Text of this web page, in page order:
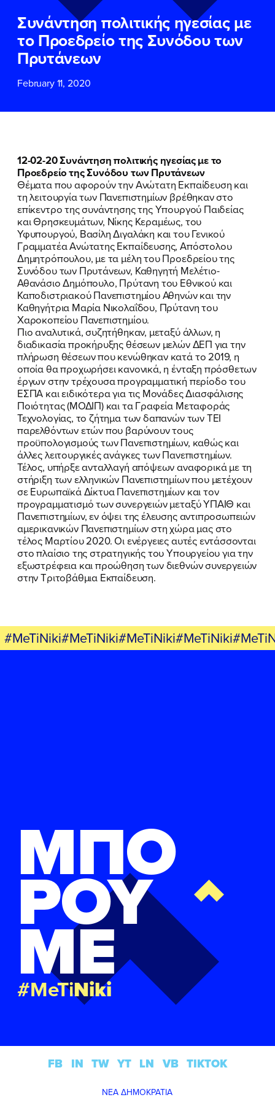
ΠΟΙΑ ΕΙΜΑΙ
ΕΡΓΟ
ΕΚΔΗΛΩΣΕΙΣ
ΝΕΑ
ΕΛΑ ΚΙ ΕΣΥ
FB IN TW YT LN VB TIKTOK
Συνάντηση πολιτικής ηγεσίας με
το Προεδρείο της Συνόδου των
Πρυτάνεων
February 11, 2020
12-02-20 Συνάντηση πολιτικής ηγεσίας με το
Προεδρείο της Συνόδου των Πρυτάνεων
Θέματα που αφορούν την Ανώτατη Εκπαίδευση και
τη λειτουργία των Πανεπιστημίων βρέθηκαν στο
επίκεντρο της συνάντησης της Υπουργού Παιδείας
και Θρησκευμάτων, Νίκης Κεραμέως, του
Υφυπουργού, Βασίλη Διγαλάκη και του Γενικού
Γραμματέα Ανώτατης Εκπαίδευσης, Απόστολου
Δημητρόπουλου, με τα μέλη του Προεδρείου της
Συνόδου των Πρυτάνεων, Καθηγητή Μελέτιο-
Αθανάσιο Δημόπουλο, Πρύτανη του Εθνικού και
Καποδιστριακού Πανεπιστημίου Αθηνών και την
Καθηγήτρια Μαρία Νικολαΐδου, Πρύτανη του
Χαροκοπείου Πανεπιστημίου.
Πιο αναλυτικά, συζητήθηκαν, μεταξύ άλλων, η
διαδικασία προκήρυξης θέσεων μελών ΔΕΠ για την
πλήρωση θέσεων που κενώθηκαν κατά το 2019, η
οποία θα προχωρήσει κανονικά, η ένταξη πρόσθετων
έργων στην τρέχουσα προγραμματική περίοδο του
ΕΣΠΑ και ειδικότερα για τις Μονάδες Διασφάλισης
Ποιότητας (ΜΟΔΙΠ) και τα Γραφεία Μεταφοράς
Τεχνολογίας, το ζήτημα των δαπανών των ΤΕΙ
παρελθόντων ετών που βαρύνουν τους
προϋπολογισμούς των Πανεπιστημίων, καθώς και
άλλες λειτουργικές ανάγκες των Πανεπιστημίων.
Τέλος, υπήρξε ανταλλαγή απόψεων αναφορικά με τη
στήριξη των ελληνικών Πανεπιστημίων που μετέχουν
σε Ευρωπαϊκά Δίκτυα Πανεπιστημίων και τον
προγραμματισμό των συνεργειών μεταξύ ΥΠΑΙΘ και
Πανεπιστημίων, εν όψει της έλευσης αντιπροσωπειών
αμερικανικών Πανεπιστημίων στη χώρα μας στο
τέλος Μαρτίου 2020. Οι ενέργειες αυτές εντάσσονται
στο πλαίσιο της στρατηγικής του Υπουργείου για την
εξωστρέφεια και προώθηση των διεθνών συνεργειών
στην Τριτοβάθμια Εκπαίδευση.
ΜΠΟ
ΡΟΥ
ΜΕ
#MeTiNiki
ΝΕΑ ΔΗΜΟΚΡΑΤΙΑ
FB IN TW YT LN VB TIKTOK
ΕΠΙΘΕΤΟ*
ΤΗΛΕΦΩΝΟ
EMAIL
Δεδομένων
και τους τους
Όρους
Χρήσηςτου δικτυακού τόπου του
Πολιτικού Γραφείου της Βουλευτού
Νίκης Κεραμέως
ΥΠΟΒΟΛΗ
ΕΠΙΘΕΤΟ*
ΤΗΛΕΦΩΝΟ
EMAIL
Δεδομένων
και τους τους
Όρους
Χρήσηςτου δικτυακού τόπου του
Πολιτικού Γραφείου της Βουλευτού
Νίκης Κεραμέως
ΥΠΟΒΟΛΗ